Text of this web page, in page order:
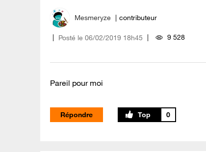
Mesmeryze contributeur
Posté le ‎06/02/2019 18h45 9 528
Pareil pour moi
Répondre 0